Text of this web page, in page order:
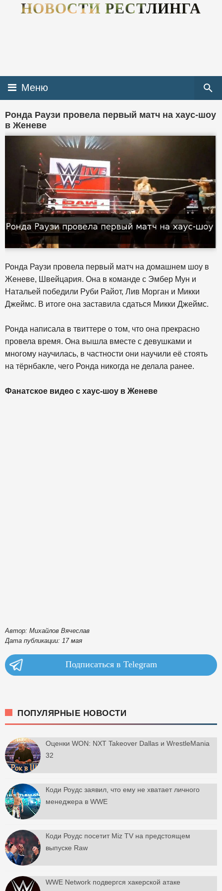
НОВОСТИ РЕСТЛИНГА
Меню
Ронда Раузи провела первый матч на хаус-шоу
в Женеве
Ронда Раузи провела первый матч на домашнем шоу в
Женеве, Швейцария. Она в команде с Эмбер Мун и
Натальей победили Руби Райот, Лив Морган и Микки
Джеймс. В итоге она заставила сдаться Микки Джеймс.
Ронда написала в твиттере о том, что она прекрасно
провела время. Она вышла вместе с девушками и
многому научилась, в частности они научили её стоять
на тёрнбакле, чего Ронда никогда не делала ранее.
Фанатское видео с хаус-шоу в Женеве
Автор: Михайлов Вячеслав
Дата публикации: 17 мая
Подписаться в Telegram
ПОПУЛЯРНЫЕ НОВОСТИ
Оценки WON: NXT Takeover Dallas и WrestleMania
32
Коди Роудс заявил, что ему не хватает личного
менеджера в WWE
Коди Роудс посетит Miz TV на предстоящем
выпуске Raw
WWE Network подвергся хакерской атаке